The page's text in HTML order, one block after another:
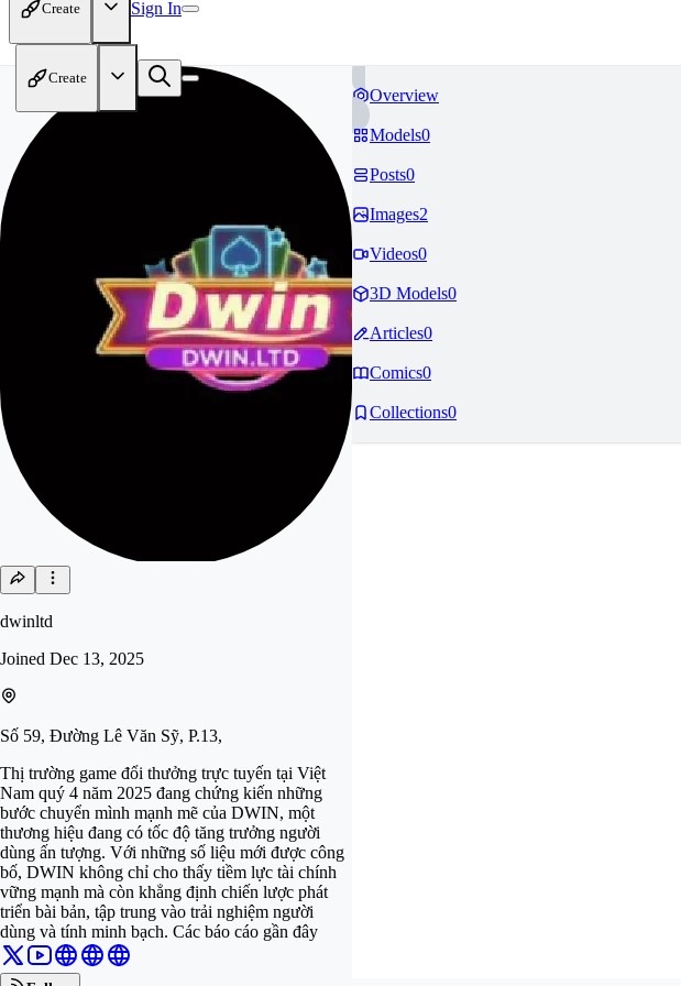
Create Sign In
Create
dwinltd
Joined Dec 13, 2025
Số 59, Đường Lê Văn Sỹ, P.13,
Thị trường game đổi thưởng trực tuyến tại Việt
Nam quý 4 năm 2025 đang chứng kiến những
bước chuyển mình mạnh mẽ của DWIN, một
thương hiệu đang có tốc độ tăng trưởng người
dùng ấn tượng. Với những số liệu mới được công
bố, DWIN không chỉ cho thấy tiềm lực tài chính
vững mạnh mà còn khẳng định chiến lược phát
triển bài bản, tập trung vào trải nghiệm người
dùng và tính minh bạch. Các báo cáo gần đây
Overview
Models0
Posts0
Images2
Videos0
3D Models0
Articles0
Comics0
Collections0